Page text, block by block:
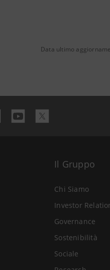
Data ultimo
Il Gruppo
Chi Siamo
Investor
Governance
Sostenibilità
Sociale